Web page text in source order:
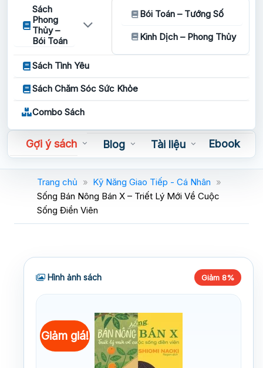
Sách
Phong
Thủy –
Bói Toán
Bói Toán – Tướng Số
Kinh Dịch – Phong Thủy
Sách Tình Yêu
Sách Chăm Sóc Sức Khỏe
Combo Sách
Gợi ý sách Blog Tài liệu
Ebook
Sách nói
Trang chủ » Kỹ Năng Giao Tiếp - Cá Nhân »
Sống Bán Nông Bán X – Triết Lý Mới Về Cuộc
Sống Điền Viên
Hình ảnh sách Giảm 8%
Giảm giá!